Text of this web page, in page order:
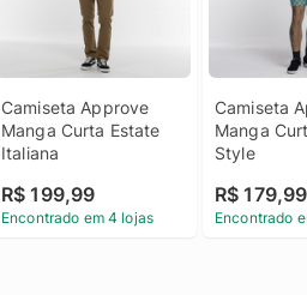
Camiseta Approve
Manga Curta Estate
Italiana
R$ 199,99
Encontrado em 4 lojas
Camiseta
Manga
Style
R$ 179,99
Encontrado